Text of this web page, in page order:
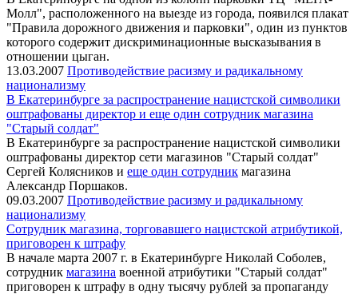
Молл", расположенного на выезде из города, появился плакат
"Правила дорожного движения и парковки", один из пунктов
которого содержит дискриминационные высказывания в
отношении цыган.
13.03.2007 Противодействие расизму и радикальному
национализму
В Екатеринбурге за распространение нацистской символики
оштрафованы директор и еще один сотрудник магазина
"Старый солдат"
В Екатеринбурге за распространение нацистской символики
оштрафованы директор сети магазинов "Старый солдат"
Сергей Колясников и еще один сотрудник магазина
Александр Поршаков.
09.03.2007 Противодействие расизму и радикальному
национализму
Сотрудник магазина, торговавшего нацистской атрибутикой,
приговорен к штрафу
В начале марта 2007 г. в Екатеринбурге Николай Соболев,
сотрудник магазина военной атрибутики "Старый солдат"
приговорен к штрафу в одну тысячу рублей за пропаганду